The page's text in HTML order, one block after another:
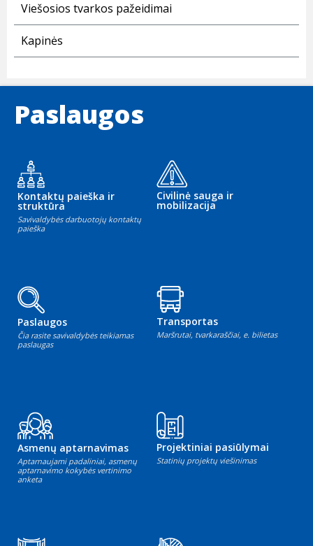
Viešosios tvarkos pažeidimai
Kapinės
Paslaugos
Kontaktų paieška ir
struktūra
Savivaldybės darbuotojų kontaktų
paieška
Civilinė sauga ir
mobilizacija
Paslaugos
Čia rasite savivaldybės teikiamas
paslaugas
Transportas
Maršrutai, tvarkaraščiai, e. bilietas
Asmenų aptarnavimas
Aptarnaujami padaliniai, asmenų
aptarnavimo kokybės vertinimo
anketa
Projektiniai pasiūlymai
Statinių projektų viešinimas